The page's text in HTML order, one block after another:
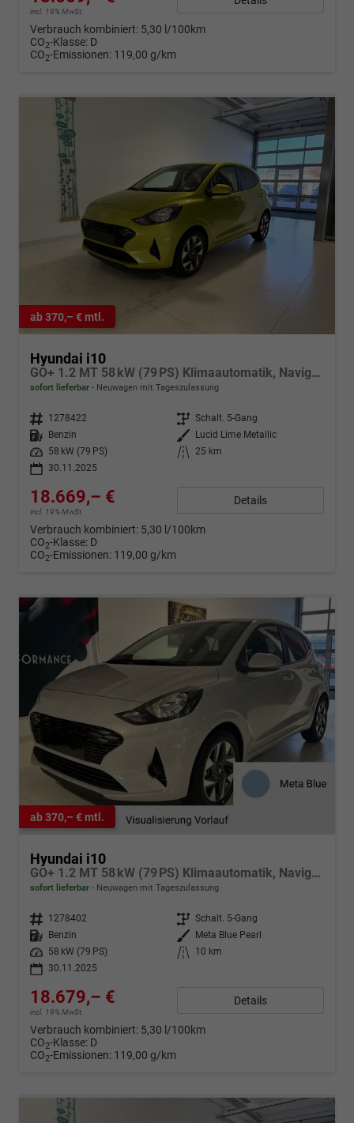
incl. 19% MwSt.
Verbrauch kombiniert: 5,30 l/100km
CO2-Klasse: D
CO2-Emissionen: 119,00 g/km
ab 370,– € mtl.
Hyundai i10
GO+ 1.2 MT 58 kW (79 PS) Klimaautomatik, Navigationssystem, Apple CarPlay & Android Auto, Sitzheizung, Lenkradheizung, Einparkhilfe hinten, Rückfahrkamera, Privacy Glass, 15" Leichtmetallfelgen, uvm.
sofort lieferbar Neuwagen mit Tageszulassung
Fahrzeugnr. 1278422 Getriebe Schalt. 5-Gang
Kraftstoff
Benzin Außenfarbe
Lucid Lime Metallic
Leistung
58 kW (79 PS) Kilometerstand
25 km
30.11.2025
18.669,– €
incl. 19% MwSt.
Details
Verbrauch kombiniert: 5,30 l/100km
CO2-Klasse: D
CO2-Emissionen: 119,00 g/km
ab 370,– € mtl.
Hyundai i10
GO+ 1.2 MT 58 kW (79 PS) Klimaautomatik, Navigationssystem, Apple CarPlay & Android Auto, Sitzheizung, Lenkradheizung, Einparkhilfe hinten, Rückfahrkamera, Privacy Glass, 15" Leichtmetallfelgen, uvm.
sofort lieferbar Neuwagen mit Tageszulassung
Fahrzeugnr. 1278402 Getriebe Schalt. 5-Gang
Kraftstoff
Benzin Außenfarbe
Meta Blue Pearl
Leistung
58 kW (79 PS) Kilometerstand
10 km
30.11.2025
18.679,– €
incl. 19% MwSt.
Details
Verbrauch kombiniert: 5,30 l/100km
CO2-Klasse: D
CO2-Emissionen: 119,00 g/km